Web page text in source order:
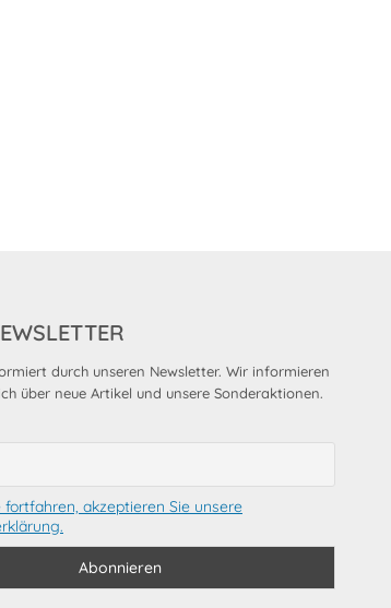
durch unseren Newsletter. Wir informieren
über neue Artikel und unsere Sonderaktionen.
fortfahren, akzeptieren Sie unsere